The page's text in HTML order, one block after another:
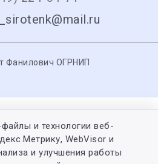
Фанилович ОГРНИП
и технологии веб-
WebVisor и
и улучшения работы